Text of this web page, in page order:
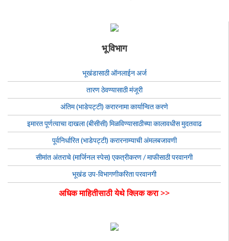
भू विभाग
भूखंडासाठी ऑनलाईन अर्ज
तारण ठेवण्यासाठी मंजूरी
अंतिम (भाडेपट्टी) करारनामा कार्यान्वित करणे
इमारत पूर्णत्वाचा दाखला (बीसीसी) मिळविण्यासाठीच्या कालावधीस मुदतवाढ
पूर्वनिर्धारित (भाडेपट्टी) करारनाम्याची अंमलबजावणी
सीमांत अंतराचे (मार्जिनल स्पेस) एकत्रीकरण / माफीसाठी परवानगी
भूखंड उप-विभागणीकरिता परवानगी
अधिक माहितीसाठी येथे क्लिक करा >>